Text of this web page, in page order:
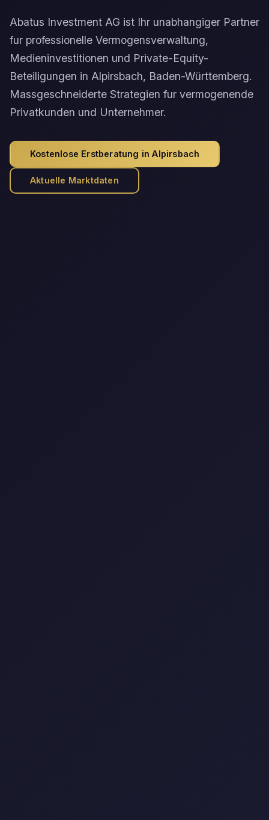
Abatus Investment AG ist Ihr unabhangiger Partner
fur professionelle Vermogensverwaltung,
Medieninvestitionen und Private-Equity-
Beteiligungen in Alpirsbach, Baden-Württemberg.
Massgeschneiderte Strategien fur vermogenende
Privatkunden und Unternehmer.
Kostenlose Erstberatung in Alpirsbach
Aktuelle Marktdaten